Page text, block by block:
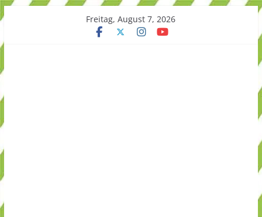
Skip
content
Freitag, August 7, 2026